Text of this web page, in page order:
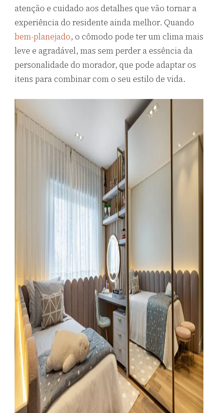
atenção e cuidado aos detalhes que vão tornar a
experiência do residente ainda melhor. Quando
bem-planejado, o cômodo pode ter um clima mais
leve e agradável, mas sem perder a essência da
personalidade do morador, que pode adaptar os
itens para combinar com o seu estilo de vida.